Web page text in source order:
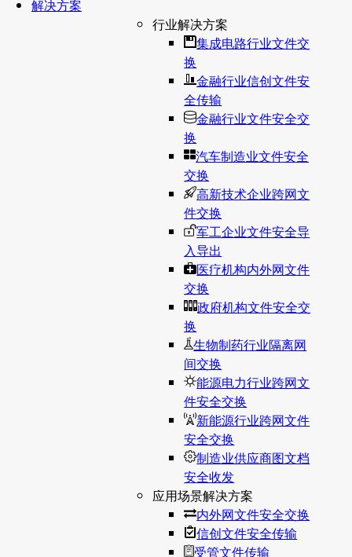
解决方案
行业解决方案
集成电路行业文件交
换
金融行业信创文件安
全传输
金融行业文件安全交
换
汽车制造业文件安全
交换
高新技术企业跨网文
件交换
军工企业文件安全导
入导出
医疗机构内外网文件
交换
政府机构文件安全交
换
生物制药行业隔离网
间交换
能源电力行业跨网文
件安全交换
新能源行业跨网文件
安全交换
制造业供应商图文档
安全收发
应用场景解决方案
内外网文件安全交换
信创文件安全传输
受管文件传输